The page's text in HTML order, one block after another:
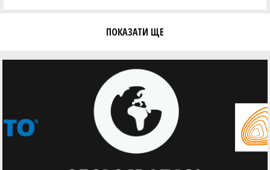
ПОКАЗАТИ ЩЕ